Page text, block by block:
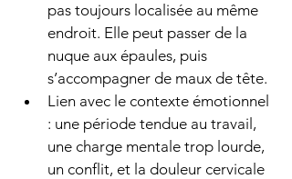
pas toujours localisée au même
endroit. Elle peut passer de la
nuque aux épaules, puis
s’accompagner de maux de tête.
Lien avec le contexte émotionnel
: une période tendue au travail,
une charge mentale trop lourde,
un conflit, et la douleur cervicale